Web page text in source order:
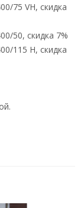
75 VH, скидка
50, скидка 7%
115 H, скидка